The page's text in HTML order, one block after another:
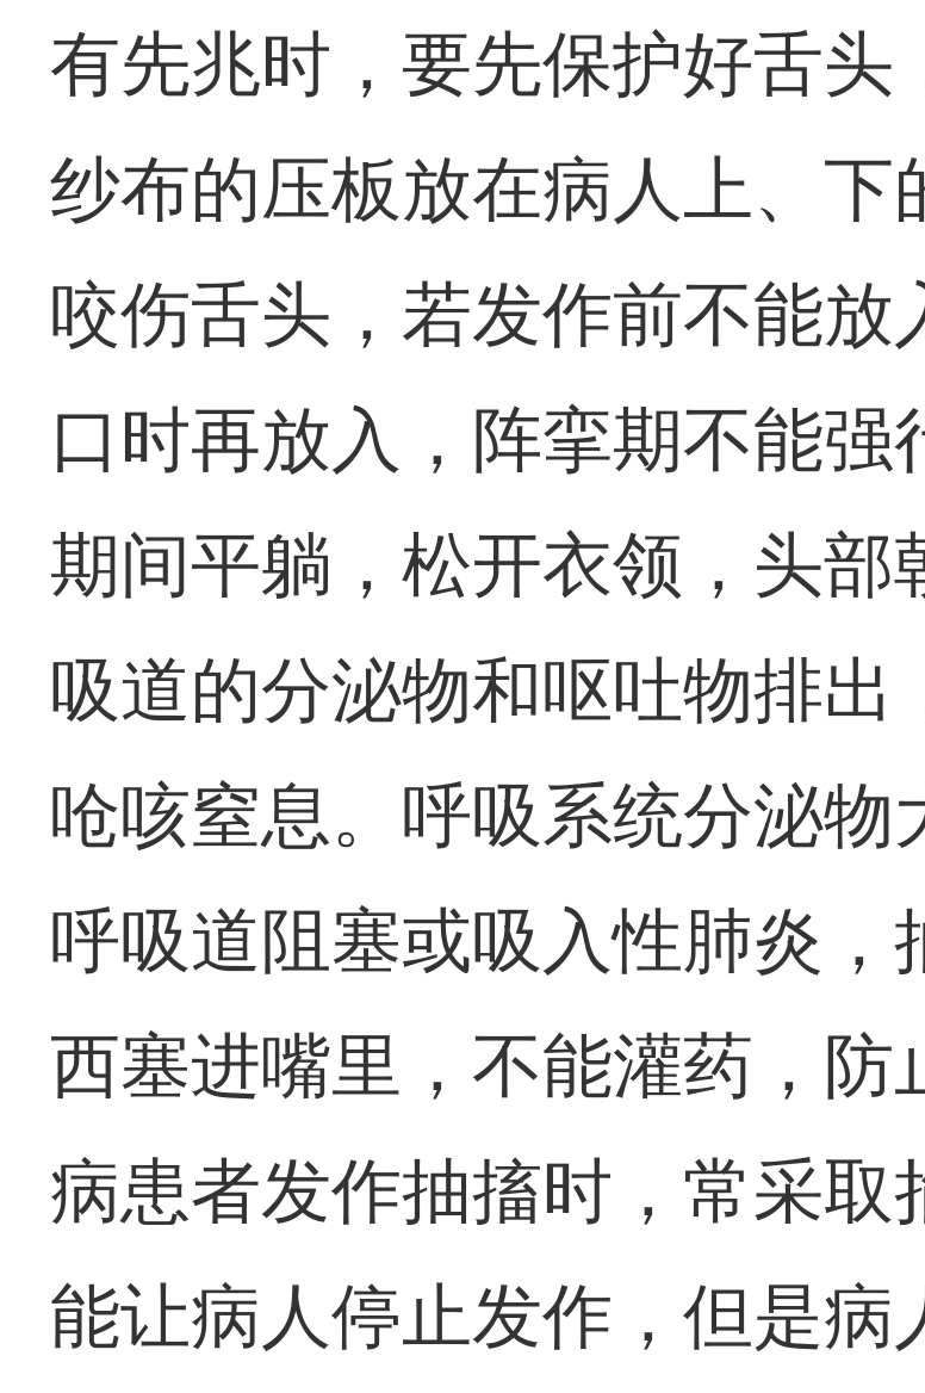
有先兆时，要先保护好舌头
纱布的压板放在病人上、下
咬伤舌头，若发作前不能放
口时再放入，阵挛期不能
期间平躺，松开衣领，头部
吸道的分泌物和呕吐物排出
呛咳窒息。呼吸系统分泌物
呼吸道阻塞或吸入性肺炎，
西塞进嘴里，不能灌药，防
病患者发作抽搐时，常采取
能让病人停止发作，但是病